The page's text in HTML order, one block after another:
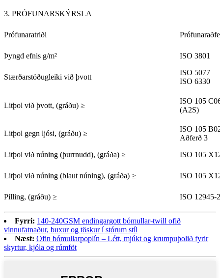
3. PRÓFUNARSKÝRSLA
Prófunaratriði
Þyngd efnis g/m² ISO 3801
Stærðarstöðugleiki við þvott
ISO 5077
ISO 6330
Litþol við þvott, (gráðu) ≥
ISO 105
(A2S)
Litþol gegn ljósi, (gráðu) ≥
ISO 105
Aðferð 3
Litþol við núning (þurrnudd), (gráða) ≥
ISO 105
Litþol við núning (blaut núning), (gráða) ≥ ISO 105
Pilling, (gráðu) ≥ ISO 12945-2
Fyrri: 140-240GSM endingargott bómullar-twill ofið
vinnufatnaður, buxur og töskur í stórum stíl
Næst: Ofin bómullarpoplín – Létt, mjúkt og krumpuþolið fyrir
skyrtur, kjóla og rúmföt